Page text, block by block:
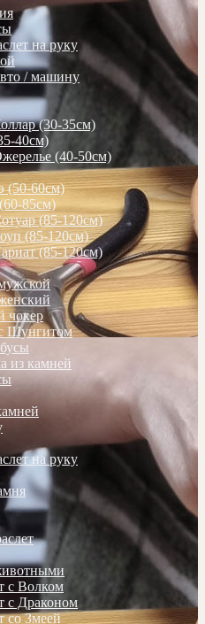
на руку
/ машину
(30-35см)
40см)
(40-50см)
(50-60см)
85см)
(85-120см)
(85-120см)
(85-120см)
чокер
Шунгитом
из камней
на руку
с Волком
с Драконом
со Змеей